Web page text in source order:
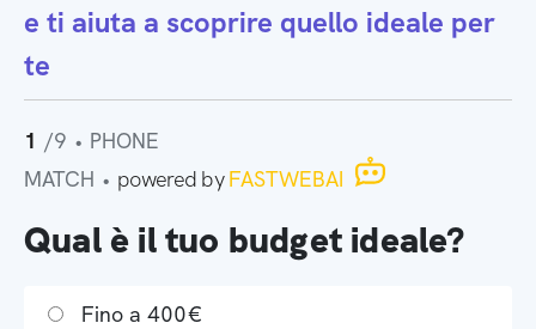
e ti aiuta a scoprire quello ideale per
te
1 /9 • PHONE
MATCH • powered byFASTWEBAI
Qual è il tuo budget ideale?
Fino a 400€